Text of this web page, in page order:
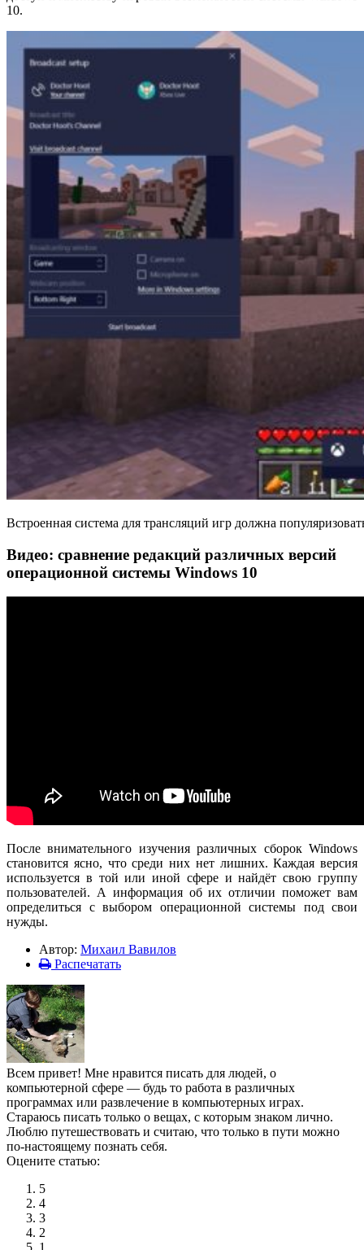
10.
Встроенная система для трансляций игр должна
Видео: сравнение редакций различных версий
операционной системы Windows 10
После внимательного изучения различных сборок Windows
становится ясно, что среди них нет лишних. Каждая версия
используется в той или иной сфере и найдёт свою группу
пользователей. А информация об их отличии поможет вам
определиться с выбором операционной системы под свои
нужды.
Автор: Михаил Вавилов
Распечатать
Всем привет! Мне нравится писать для людей, о
компьютерной сфере — будь то работа в различных
программах или развлечение в компьютерных играх.
Стараюсь писать только о вещах, с которым знаком лично.
Люблю путешествовать и считаю, что только в пути можно
по-настоящему познать себя.
Оцените статью:
5
4
3
2